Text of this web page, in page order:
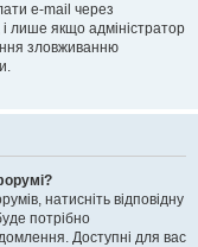
e-mail через
лише якщо адміністратор
зловживанню
натисніть відповідну
потрібно
Доступні для вас